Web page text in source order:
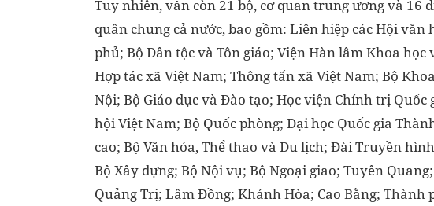
Tuy nhiên, vẫn còn 21 bộ, cơ quan trung ương và 16
quân chung cả nước, bao gồm: Liên hiệp các Hội
phủ; Bộ Dân tộc và Tôn giáo; Viện Hàn lâm Khoa
Hợp tác xã Việt Nam; Thông tấn xã Việt Nam; Bộ
Nội; Bộ Giáo dục và Đào tạo; Học viện Chính trị
hội Việt Nam; Bộ Quốc phòng; Đại học Quốc gia
cao; Bộ Văn hóa, Thể thao và Du lịch; Đài Truyền
Bộ Xây dựng; Bộ Nội vụ; Bộ Ngoại giao; Tuyên
Quảng Trị; Lâm Đồng; Khánh Hòa; Cao Bằng; Thành